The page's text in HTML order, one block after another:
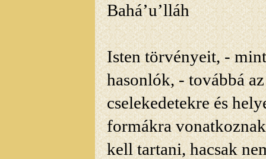
Bahá’u’lláh
Istentörvényeit, - mint
hasonlók, - továbbá
cselekedetekre és
formákra
kell tartani, hacsak